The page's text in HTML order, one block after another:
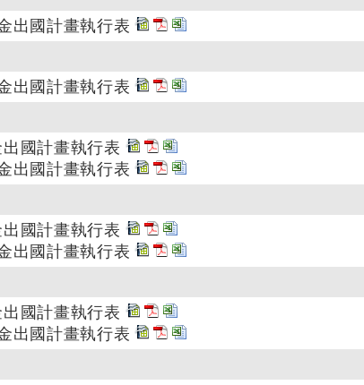
出國計畫執行表
出國計畫執行表
國計畫執行表
出國計畫執行表
國計畫執行表
出國計畫執行表
國計畫執行表
出國計畫執行表